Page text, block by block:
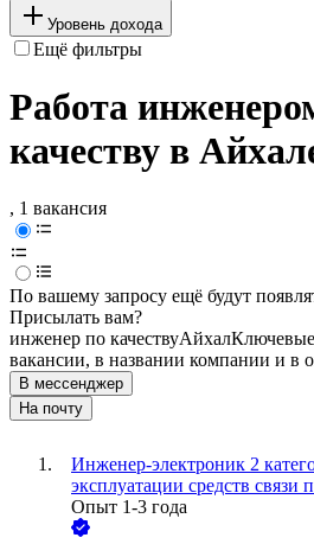
Уровень дохода
Ещё фильтры
Работа
качеству в
, 1 вакансия
По вашему запросу ещё будут
Присылать вам?
инженер по качествуАйхалКлючевые
вакансии, в названии компании и в
В мессенджер
На почту
Инженер-электроник 2
эксплуатации средств связи
Опыт 1-3 года